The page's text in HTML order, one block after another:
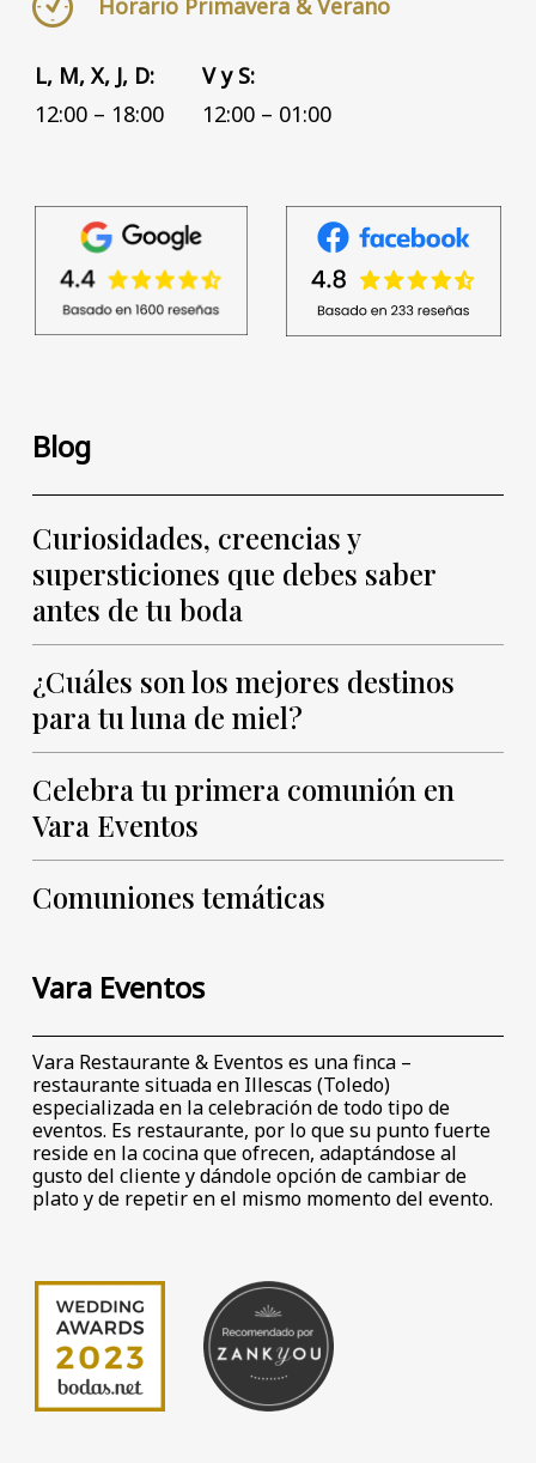
Horario Primavera & Verano
L, M, X, J, D:
12:00 – 18:00
V y S:
12:00 – 01:00
Blog
Curiosidades, creencias y
supersticiones que debes saber
antes de tu boda
¿Cuáles son los mejores destinos
para tu luna de miel?
Celebra tu primera comunión en
Vara Eventos
Comuniones temáticas
Vara Eventos
Vara Restaurante & Eventos es una finca –
restaurante situada en Illescas (Toledo)
especializada en la celebración de todo tipo de
eventos. Es restaurante, por lo que su punto fuerte
reside en la cocina que ofrecen, adaptándose al
gusto del cliente y dándole opción de cambiar de
plato y de repetir en el mismo momento del evento.